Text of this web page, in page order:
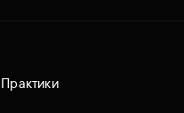
Практики